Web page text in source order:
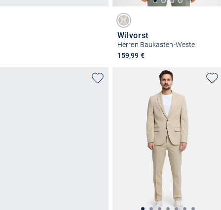
Wilvorst
Herren Baukasten-Weste
159,99 €